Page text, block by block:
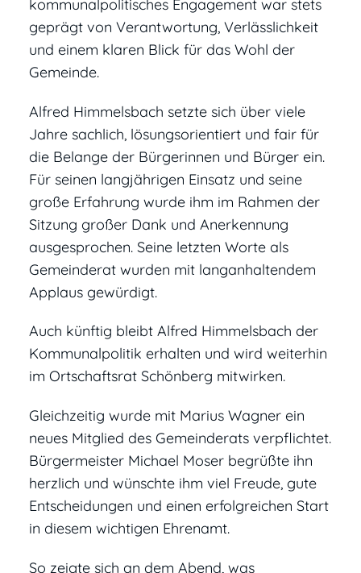
kommunalpolitisches Engagement war stets
geprägt von Verantwortung, Verlässlichkeit
und einem klaren Blick für das Wohl der
Gemeinde.
Alfred Himmelsbach setzte sich über viele
Jahre sachlich, lösungsorientiert und fair für
die Belange der Bürgerinnen und Bürger ein.
Für seinen langjährigen Einsatz und seine
große Erfahrung wurde ihm im Rahmen der
Sitzung großer Dank und Anerkennung
ausgesprochen. Seine letzten Worte als
Gemeinderat wurden mit langanhaltendem
Applaus gewürdigt.
Auch künftig bleibt Alfred Himmelsbach der
Kommunalpolitik erhalten und wird weiterhin
im Ortschaftsrat Schönberg mitwirken.
Gleichzeitig wurde mit Marius Wagner ein
neues Mitglied des Gemeinderats verpflichtet.
Bürgermeister Michael Moser begrüßte ihn
herzlich und wünschte ihm viel Freude, gute
Entscheidungen und einen erfolgreichen Start
in diesem wichtigen Ehrenamt.
So zeigte sich an dem Abend, was